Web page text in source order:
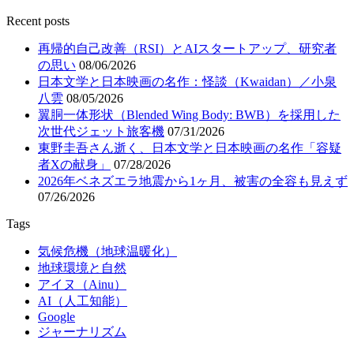
Recent posts
再帰的自己改善（RSI）とAIスタートアップ、研究者
の思い 08/06/2026
日本文学と日本映画の名作：怪談（Kwaidan）／小泉
八雲 08/05/2026
翼胴一体形状（Blended Wing Body: BWB）を採用した
次世代ジェット旅客機 07/31/2026
東野圭吾さん逝く、日本文学と日本映画の名作「容疑
者Xの献身」
07/28/2026
2026年ベネズエラ地震から1ヶ月、被害の全容も見えず
07/26/2026
Tags
気候危機（地球温暖化）
地球環境と自然
アイヌ（Ainu）
AI（人工知能）
Google
ジャーナリズム